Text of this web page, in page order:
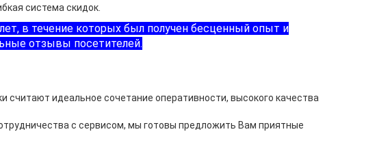
система скидок.
в течение которых был получен бесценный опыт и
отзывы посетителей.
считают идеальное сочетание оперативности, высокого качества
с сервисом, мы готовы предложить Вам приятные